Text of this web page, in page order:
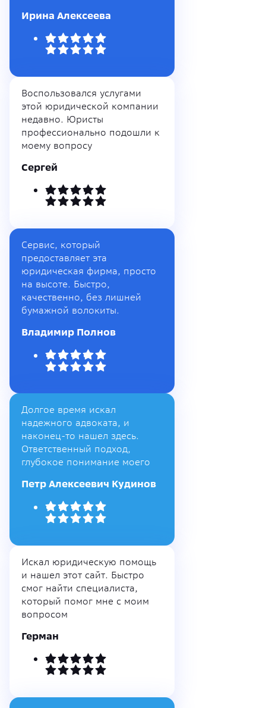
Ирина Алексеева
Воспользовался услугами
этой юридической компании
недавно. Юристы
профессионально подошли к
моему вопросу
Сергей
Сервис, который
предоставляет эта
юридическая фирма, просто
на высоте. Быстро,
качественно, без лишней
бумажной волокиты.
Владимир Полнов
Долгое время искал
надежного адвоката, и
наконец-то нашел здесь.
Ответственный подход,
глубокое понимание моего
Петр Алексеевич Кудинов
Искал юридическую помощь
и нашел этот сайт. Быстро
смог найти специалиста,
который помог мне с моим
вопросом
Герман